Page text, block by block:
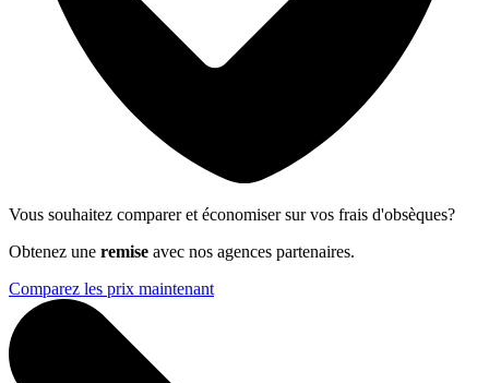
Vous souhaitez comparer et économiser sur vos frais d'obsèques?
Obtenez une remise avec nos agences partenaires.
Comparez les prix maintenant